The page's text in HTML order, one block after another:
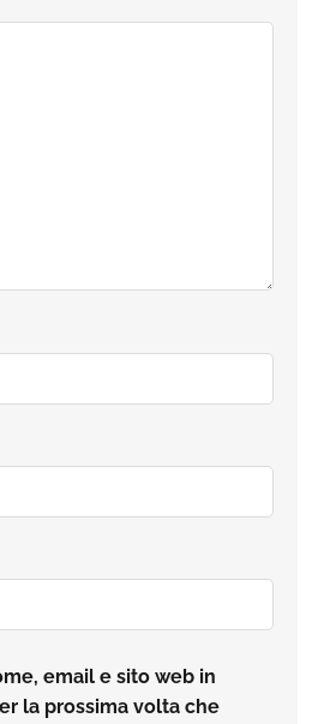
email e sito web in
la prossima volta che